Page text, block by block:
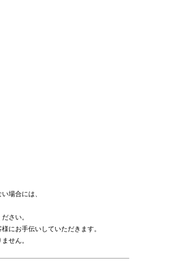
場合には、
さい。
にお手伝いしていただきます。
せん。